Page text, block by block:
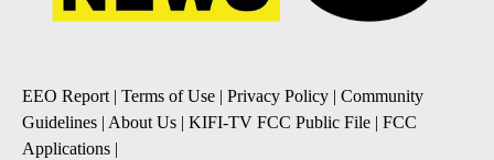
EEO Report| Terms of Use | Privacy Policy | Community
Guidelines | About Us | KIFI-TV FCC Public File | FCC
Applications |